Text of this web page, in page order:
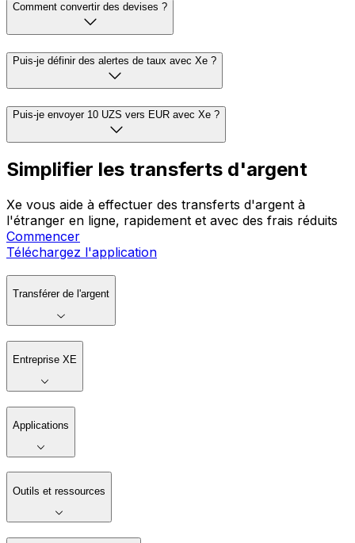
Comment convertir des devises ?
Puis-je définir des alertes de taux avec Xe ?
Puis-je envoyer 10 UZS vers EUR avec Xe ?
Simplifier les transferts d'argent
Xe vous aide à effectuer des transferts d'argent à
l'étranger en ligne, rapidement et avec des frais réduits
Commencer
Téléchargez l'application
Transférer de l'argent
Entreprise XE
Applications
Outils et ressources